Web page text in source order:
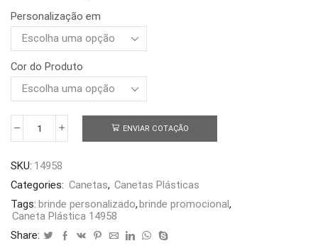
Personalização em
Cor do Produto
Caneta
Plástica
quantidade
ENVIAR COTAÇÃO
SKU: 14958
Categories: Canetas, Canetas Plásticas
Tags: brinde personalizado,brinde promocional,
Caneta Plástica 14958
Share: